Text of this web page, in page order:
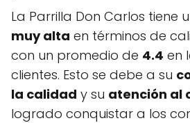
La Parrilla Don Carlos tiene
muy alta en términos de
con un promedio de 4.4 en
clientes. Esto se debe a su
la calidad y su atención al
logrado conquistar a los